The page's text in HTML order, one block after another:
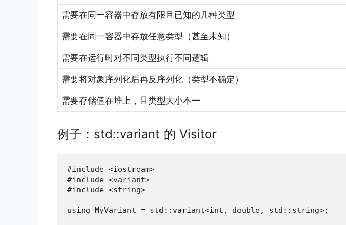
需要在同一容器中存放有限且已知的几种类型
需要在同一容器中存放任意类型（甚至未知）
需要在运行时对不同类型执行不同逻辑
需要将对象序列化后再反序列化（类型不确定）
需要存储值在堆上，且类型大小不一
例子：std::variant 的 Visitor
#include <iostream>
#include <variant>
#include <string>
using MyVariant = std::variant<int, double, std::string>;